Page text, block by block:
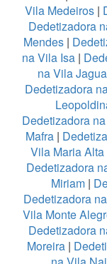
Vila Medeiros |
Dedetizadora
Mendes|
na Vila Isa|
na Vila
Dedetizadora
Dedetizadora
Mafra |
Vila Maria Alta
Dedetizadora
Miriam |
Dedetizadora
Vila Monte
Dedetizadora
Moreira |